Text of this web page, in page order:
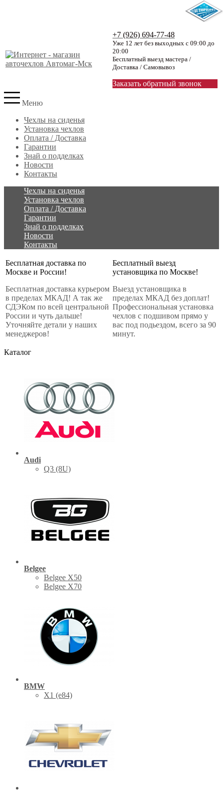
+7 (926) 694-77-48
Уже 12 лет без выходных с 09:00 до
20:00
Бесплатный выезд мастера /
Доставка / Самовывоз
Заказать обратный звонок
Меню
Чехлы на сиденья
Установка чехлов
Оплата / Доставка
Гарантии
Знай о подделках
Новости
Контакты
Чехлы на сиденья
Установка чехлов
Оплата / Доставка
Гарантии
Знай о подделках
Новости
Контакты
Бесплатная доставка по
Москве и России!
Бесплатная доставка курьером
в пределах МКАД! А так же
СДЭКом по всей центральной
России и чуть дальше!
Уточняйте детали у наших
менеджеров!
Бесплатный выезд
установщика по Москве!
Выезд установщика в
пределах МКАД без доплат!
Профессиональная установка
чехлов с подшивом прямо у
вас под подьездом, всего за 90
минут.
Каталог
Audi
Q3 (8U)
Belgee
Belgee X50
Belgee X70
BMW
X1 (е84)